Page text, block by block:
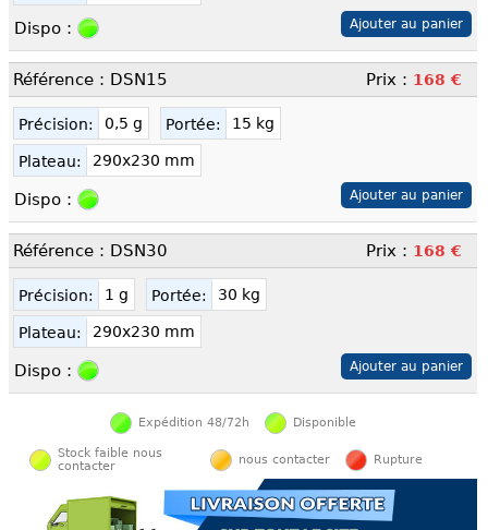
Dispo :
Référence : DSN15 Prix : 168 €
Précision: 0,5 g Portée: 15 kg
Plateau: 290x230 mm
Dispo :
Référence : DSN30 Prix : 168 €
Précision: 1 g Portée: 30 kg
Plateau: 290x230 mm
Dispo :
Expédition 48/72h Disponible
Stock faible nous
contacter
nous contacter Rupture